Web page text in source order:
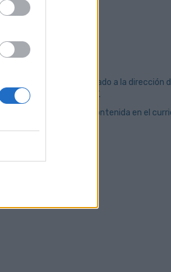
vigentes
vitae actualizado a la dirección
Operari@ Bicicletas
”.
de la información contenida en el